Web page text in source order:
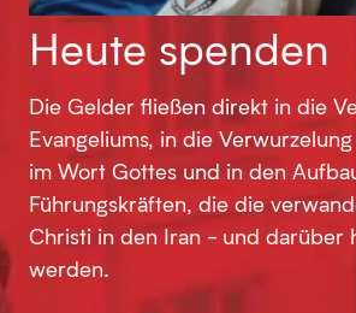
Heute spenden
Die Gelder fließen direkt in die
Evangeliums, in die
im Wort Gottes und in den
Führungskräften, die die
Christi in den Iran - und darüber
werden.